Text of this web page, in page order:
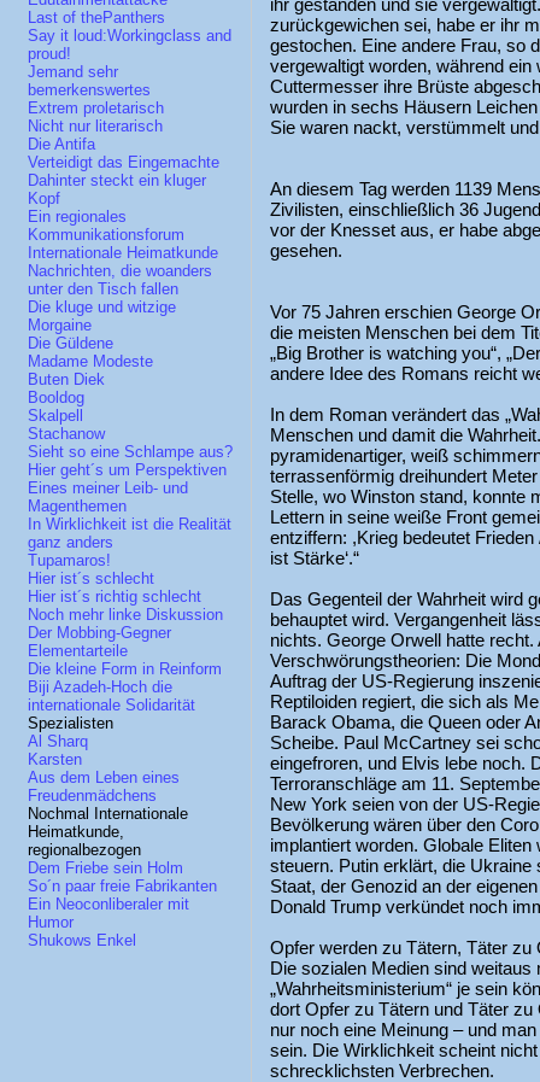
Last of thePanthers
Say it loud:Workingclass and
proud!
Jemand sehr
bemerkenswertes
Extrem proletarisch
Nicht nur literarisch
Die Antifa
Verteidigt das Eingemachte
Dahinter steckt ein kluger
Kopf
Ein regionales
Kommunikationsforum
Internationale Heimatkunde
Nachrichten, die woanders
unter den Tisch fallen
Die kluge und witzige
Morgaine
Die Güldene
Madame Modeste
Buten Diek
Booldog
Skalpell
Stachanow
Sieht so eine Schlampe aus?
Hier geht´s um Perspektiven
Eines meiner Leib- und
Magenthemen
In Wirklichkeit ist die Realität
ganz anders
Tupamaros!
Hier ist´s schlecht
Hier ist´s richtig schlecht
Noch mehr linke Diskussion
Der Mobbing-Gegner
Elementarteile
Die kleine Form in Reinform
Biji Azadeh-Hoch die
internationale Solidarität
Spezialisten
Al Sharq
Karsten
Aus dem Leben eines
Freudenmädchens
Nochmal Internationale
Heimatkunde,
regionalbezogen
Dem Friebe sein Holm
So´n paar freie Fabrikanten
Ein Neoconliberaler mit
Humor
Shukows Enkel
ihr gestanden und sie
zurückgewichen sei, habe er ihr
gestochen. Eine andere Frau, so
vergewaltigt worden, während
Cuttermesser ihre Brüste
wurden in sechs Häusern
Sie waren nackt, verstümmelt
An diesem Tag werden 1139
Zivilisten, einschließlich 36
vor der Knesset aus, er habe
gesehen.
Vor 75 Jahren erschien George
die meisten Menschen bei dem
„Big Brother is watching you“,
andere Idee des Romans reicht
In dem Roman verändert das
Menschen und damit die
pyramidenartiger, weiß
terrassenförmig dreihundert
Stelle, wo Winston stand, konnte
Lettern in seine weiße Front
entziffern: ,Krieg bedeutet
ist Stärke‘.“
Das Gegenteil der Wahrheit wird
behauptet wird. Vergangenheit
nichts. George Orwell hatte
Verschwörungstheorien: Die
Auftrag der US-Regierung
Reptiloiden regiert, die sich als
Barack Obama, die Queen oder
Scheibe. Paul McCartney sei
eingefroren, und Elvis lebe noch.
Terroranschläge am 11.
New York seien von der US-
Bevölkerung wären über den
implantiert worden. Globale
steuern. Putin erklärt, die
Staat, der Genozid an der
Donald Trump verkündet noch
Opfer werden zu Tätern, Täter zu
Die sozialen Medien sind weitaus
„Wahrheitsministerium“ je sein
dort Opfer zu Tätern und Täter
nur noch eine Meinung – und
sein. Die Wirklichkeit scheint
schrecklichsten Verbrechen.